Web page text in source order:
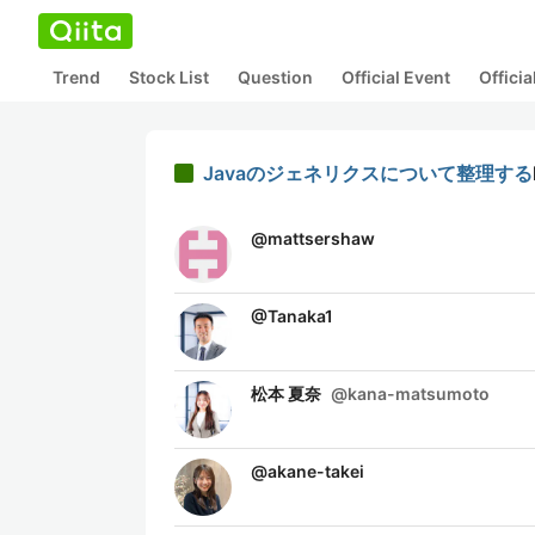
Trend Stock List Question Official Event
Javaのジェネリクスについて整理する
@mattsershaw
@Tanaka1
松本 夏奈 @kana-matsumoto
@akane-takei